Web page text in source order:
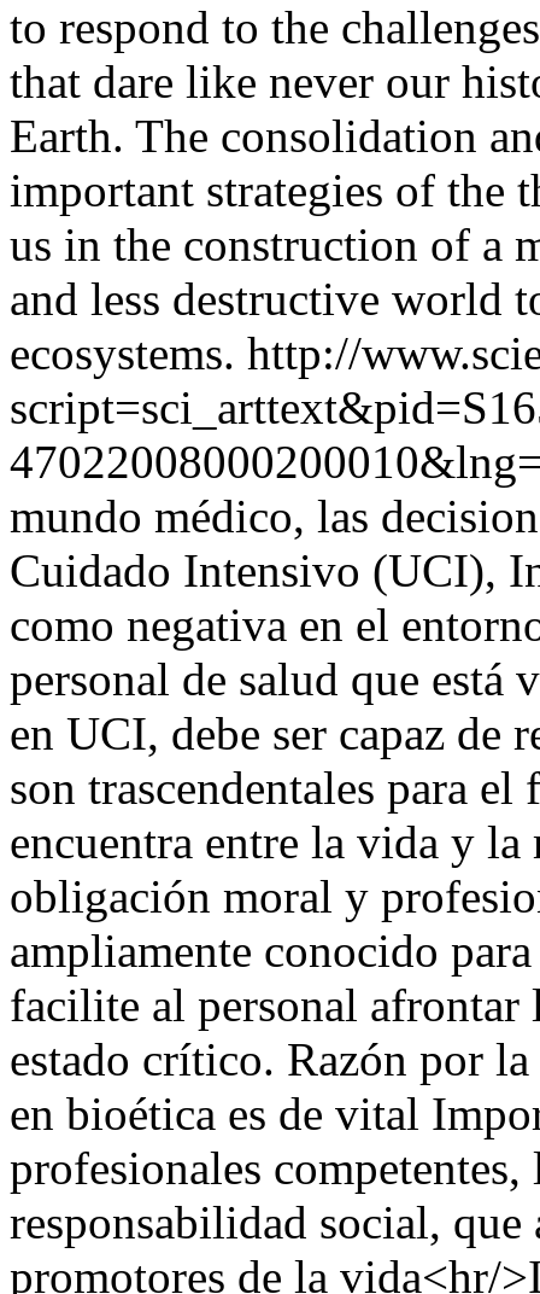
to respond to the
that dare like never our
Earth. The consolidation
important strategies of the
us in the construction of a
and less destructive world
ecosystems. http://
mundo médico, las
Cuidado Intensivo (UCI),
como negativa en el
personal de salud que está
en UCI, debe ser capaz de
son trascendentales para
encuentra entre la vida y la
obligación moral y
ampliamente conocido
facilite al personal afrontar
estado crítico. Razón por
en bioética es de vital
profesionales
responsabilidad social, que
promotores de la vida<hr/